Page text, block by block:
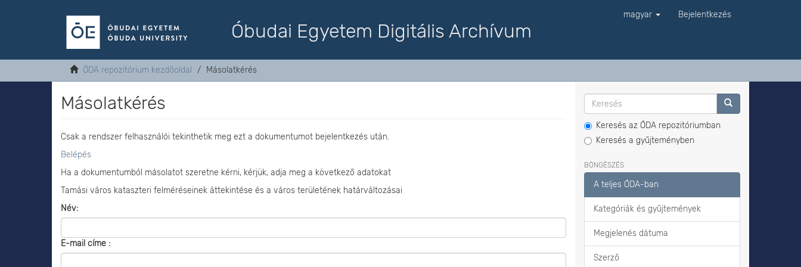
Óbudai Egyetem Digitális Archívum
magyar Bejelentkezés
ÓDA repozitórium kezdőoldal Másolatkérés
Másolatkérés
Csak a rendszer felhasználói tekinthetik meg ezt a dokumentumot bejelentkezés után.
Belépés
Ha a dokumentumból másolatot szeretne kérni, kérjük, adja meg a következő adatokat
Tamási város kataszteri felméréseinek áttekintése és a város területének határváltozásai
Név:
E-mail címe :
Keresés az ÓDA repozitóriumban
Keresés a gyűjteményben
BÖNGÉSZÉS
A teljes ÓDA-ban
Kategóriák és gyűjtemények
Megjelenés dátuma
Szerző